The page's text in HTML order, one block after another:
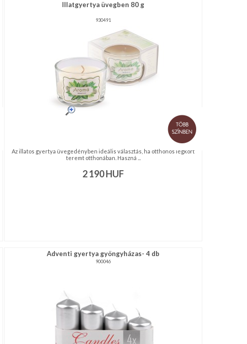
Illatgyertya üvegben 80 g
930491
Az illatos gyertya üvegedényben ideális választás, ha otthonos légkört
teremt otthonában. Haszná ...
2 190HUF
Adventi gyertya gyöngyházas- 4 db
900046